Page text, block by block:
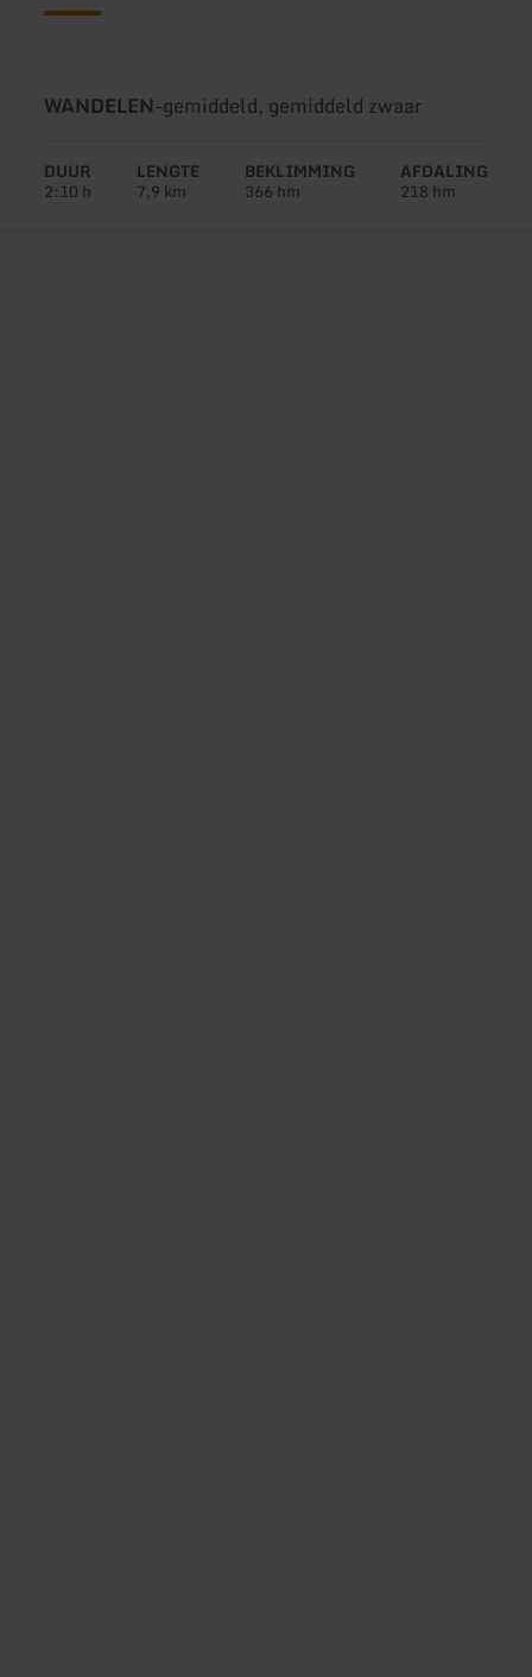
Soort
WANDELEN-Moeilijkheidsgraad:
gemiddeld, gemiddeld zwaar
DUUR
2:10 h
LENGTE
7,9 km
BEKLIMMING
366 hm
AFDALING
218 hm